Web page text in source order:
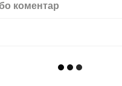
коментар